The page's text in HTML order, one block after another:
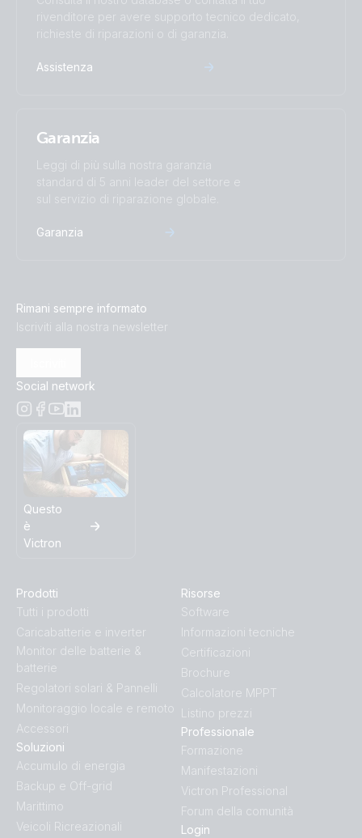
rivenditore per avere supporto tecnico dedicato,
richieste di riparazioni o di garanzia.
Assistenza
Garanzia
Leggi di più sulla nostra garanzia
standard di 5 anni leader del settore e
sul servizio di riparazione globale.
Garanzia
Rimani sempre informato
Iscriviti alla nostra newsletter
Social network
Questo
è
Victron
Prodotti
Tutti i prodotti
Caricabatterie e inverter
Monitor delle batterie &
batterie
Regolatori solari & Pannelli
Monitoraggio locale e remoto
Accessori
Soluzioni
Accumulo di energia
Backup e Off-grid
Marittimo
Veicoli Ricreazionali
Risorse
Software
Informazioni tecniche
Certificazioni
Brochure
Calcolatore MPPT
Listino prezzi
Professionale
Formazione
Manifestazioni
Victron Professional
Forum della comunità
Login